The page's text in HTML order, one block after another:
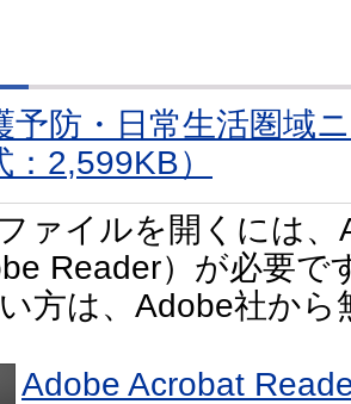
予防・日常生活圏域
：2,599KB）
ァイルを開くには
Reader）が必要で
方は、Adobe社か
Adobe Acrobat